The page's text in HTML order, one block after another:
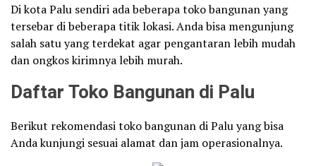
Di kota Palu sendiri ada beberapa toko bangunan yang
tersebar di beberapa titik lokasi. Anda bisa mengunjung
salah satu yang terdekat agar pengantaran lebih mudah
dan ongkos kirimnya lebih murah.
Daftar Toko Bangunan di Palu
Berikut rekomendasi toko bangunan di Palu yang bisa
Anda kunjungi sesuai alamat dan jam operasionalnya.